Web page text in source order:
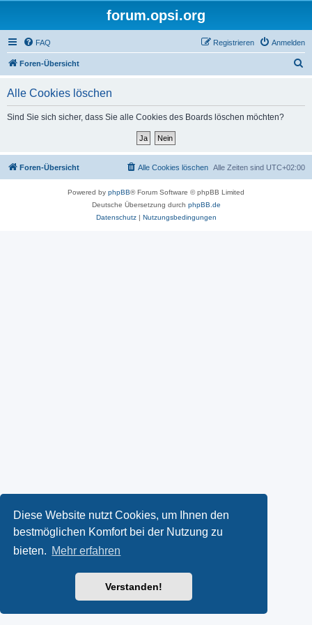
Diese Website nutzt Cookies, um Ihnen den
bestmöglichen Komfort bei der Nutzung zu
bieten. Mehr erfahren
Verstanden!
forum.opsi.org
FAQ Anmelden
Registrieren
Foren-Übersicht
Alle Cookies löschen
Sind Sie sich sicher, dass Sie alle Cookies des Boards löschen möchten?
Foren-Übersicht Alle Zeiten sind UTC+02:00
Alle Cookies löschen
Powered by phpBB® Forum Software © phpBB Limited
Deutsche Übersetzung durch phpBB.de
Datenschutz| Nutzungsbedingungen